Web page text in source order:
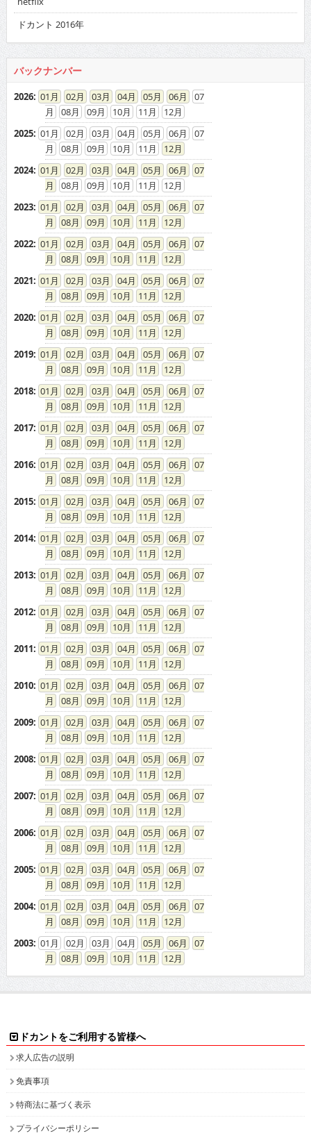
ドカント 2016年
バックナンバー
2026 : 01
08
09 10 11
12
01 02 03 04 05 06
08
09 10 11
12
01 02 03 04 05 06
08
09 10 11
12
01 02 03 04 05 06
08
09 10 11
12
01 02 03 04 05 06
08
09 10 11
12
01 02 03 04 05 06
08
09 10 11
12
01 02 03 04 05 06
08
09 10 11
12
01 02 03 04 05 06
08
09 10 11
12
01 02 03 04 05 06
08
09 10 11
12
01 02 03 04 05 06
08
09 10 11
12
01 02 03 04 05 06
08
09 10 11
12
01 02 03 04 05 06
08
09 10 11
12
01 02 03 04 05 06
08
09 10 11
12
01 02 03 04 05 06
08
09 10 11
12
01 02 03 04 05 06
08
09 10 11
12
01 02 03 04 05 06
08
09 10 11
12
01 02 03 04 05 06
08
09 10 11
12
01 02 03 04 05 06
08
09 10 11
12
01 02 03 04 05 06
08
09 10 11
12
01 02 03 04 05 06
08
09 10 11
12
01 02 03 04 05 06
08
09 10 11
12
01 02 03 04 05 06
08
09 10 11
12
01 02 03 04 05 06
08
09 10 11
12
01 02 03 04 05 06
08
09 10 11 12
求人広告の説明
免責事項
特商法に基づく表示
プライバシーポリシー